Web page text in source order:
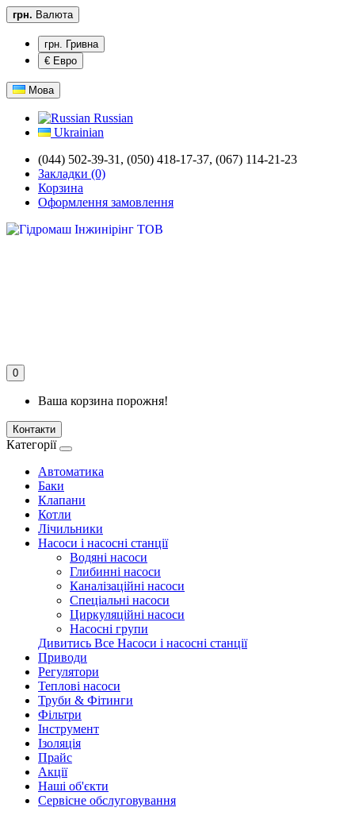
грн. Валюта
грн. Гривна
€ Евро
Мова
Russian
Ukrainian
(044) 502-39-31, (050) 418-17-37, (067) 114-21-23
Закладки (0)
Корзина
Оформлення замовлення
0
Ваша корзина порожня!
Контакти
Категорії
Автоматика
Баки
Клапани
Котли
Лічильники
Насоси і насосні станції
Водяні насоси
Глибинні насоси
Каналізаційні насоси
Спеціальні насоси
Циркуляційні насоси
Насосні групи
Дивитись Все Насоси і насосні станції
Приводи
Регулятори
Теплові насоси
Труби & Фітинги
Фільтри
Інструмент
Ізоляція
Прайс
Акції
Наші об'єкти
Сервісне обслуговування